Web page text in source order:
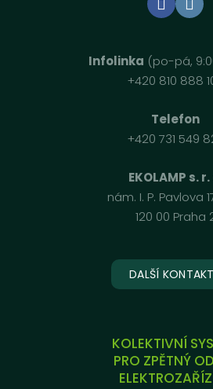
Infolinka (po-pá,
+420 810 888
Telefon
+420 731 549
EKOLAMP s. r.
nám. I. P. Pavlova
120 00 Praha
DALŠÍ
KOLEKTIVNÍ
PRO ZPĚTNÝ